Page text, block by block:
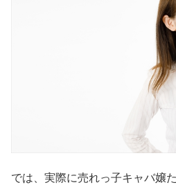
では、実際に売れっ子キャバ嬢